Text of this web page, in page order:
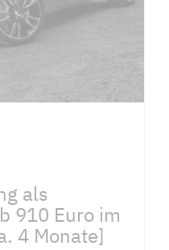
als
910 Euro im
4 Monate]